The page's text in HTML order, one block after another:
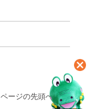
ページの先頭へ戻る